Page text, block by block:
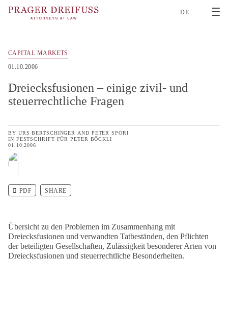
DE
CAPITAL MARKETS
01.10.2006
Dreiecksfusionen – einige zivil- und
steuerrechtliche Fragen
BY URS BERTSCHINGER AND PETER SPORI
IN FESTSCHRIFT FÜR PETER BÖCKLI
01.10.2006
PDF SHARE
Übersicht zu den Problemen im Zusammenhang mit
Dreiecksfusionen und verwandten Tatbeständen, den Pflichten
der beteiligten Gesellschaften, Zulässigkeit besonderer Arten von
Dreiecksfusionen und steuerrechtliche Besonderheiten.